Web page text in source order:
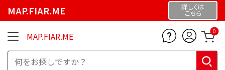
MAP.FIAR.ME 詳しくは
こちら
MAP.FIAR.ME 0